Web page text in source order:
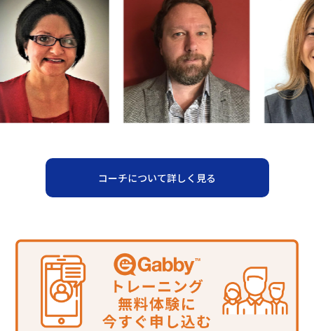
コーチについて詳しく見る